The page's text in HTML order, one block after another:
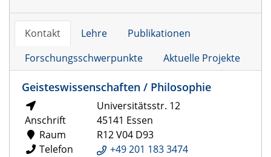
Kontakt Lehre
Publikationen
Forschungsschwerpunkte
Aktuelle Projekte
Geisteswissenschaften / Philosophie
Anschrift
Universitätsstr. 12
45141 Essen
Raum
R12 V04 D93
Telefon
+49 201 183 3474